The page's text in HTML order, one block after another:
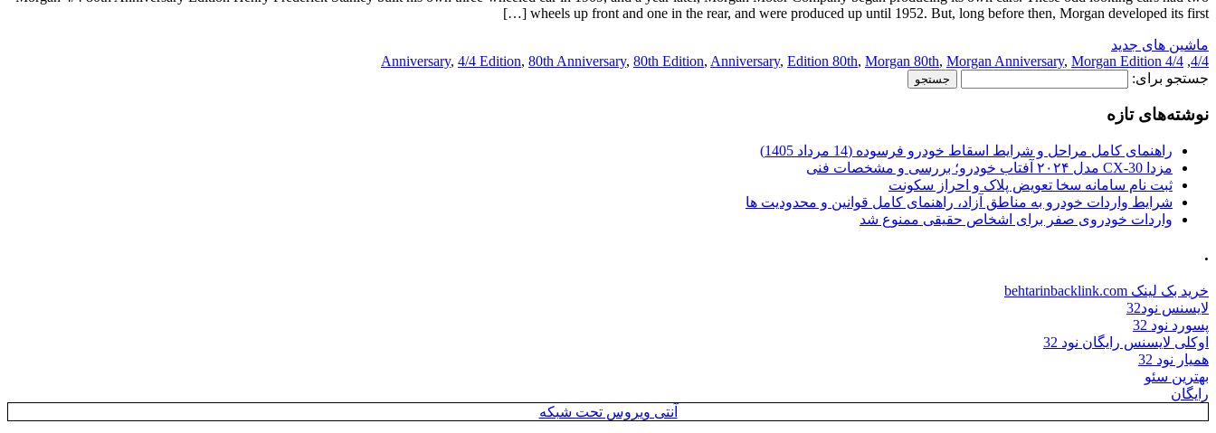
wheels up front and one in the rear, and were produced up until 1952. But, long before then, Morgan developed its first […]
ماشین های جدید
4/4
,
4/4 Anniversary
, 4/4 Edition, 80th Anniversary, 80th Edition, Anniversary, Edition 80th, Morgan 80th, Morgan Anniversary, Morgan Edition
جستجو برای:
نوشته‌های تازه
راهنمای کامل مراحل و شرایط اسقاط خودرو فرسوده (14 مرداد 1405)
مزدا CX-30 مدل ۲۰۲۴ آفتاب خودرو؛ بررسی و مشخصات فنی
ثبت نام سامانه سخا تعویض پلاک و احراز سکونت
شرایط واردات خودرو به مناطق آزاد، راهنمای کامل قوانین و محدودیت ها
واردات خودروی صفر برای اشخاص حقیقی ممنوع شد
.
خرید بک لینک behtarinbacklink.com
لایسنس نود32
پسورد نود 32
اوکلی لایسنس رایگان نود 32
همیار نود 32
بهترین سئو
رایگان
آنتی ویروس تحت شبکه